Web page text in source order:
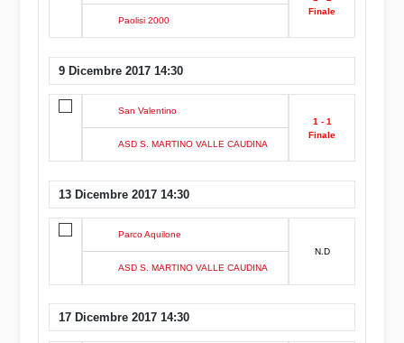
Paolisi 2000
Finale
9 Dicembre 2017 14:30
San Valentino
ASD S. MARTINO VALLE CAUDINA
1 - 1
Finale
13 Dicembre 2017 14:30
Parco Aquilone
ASD S. MARTINO VALLE CAUDINA
N.D
17 Dicembre 2017 14:30